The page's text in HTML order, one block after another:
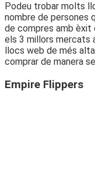
Podeu trobar molts
nombre de persones
de compres amb èxit
els 3 millors mercats
llocs web de més
comprar de manera
Empire Flippers